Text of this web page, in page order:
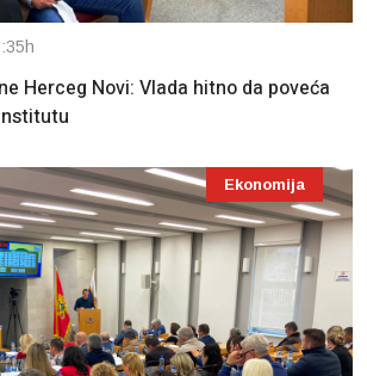
Herceg Novi: Vlada hitno da poveća
Ekonomija